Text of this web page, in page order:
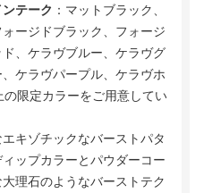
テーク ：マットブラック、
ージドブラック、フォージ
、ケラヴブルー、ケラヴグ
ケラヴパープル、ケラヴホ
限定カラーをご用意してい
キゾチックなバーストパタ
ップカラーとパウダーコー
理石のようなバーストテク